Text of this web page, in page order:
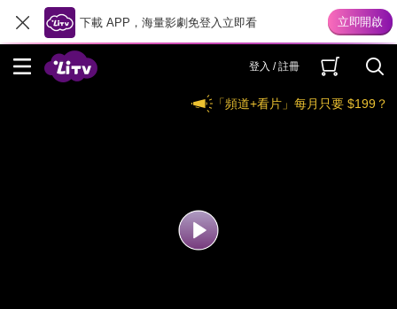
下載 APP，海量影劇免登入立即看
登入 / 註冊
「頻道+看片」每月只要 $199？